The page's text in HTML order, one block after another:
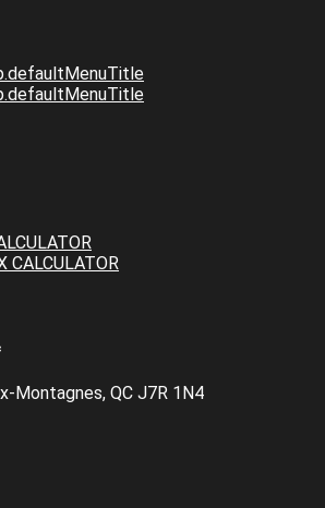
CALCULATOR
Montagnes, QC J7R 1N4